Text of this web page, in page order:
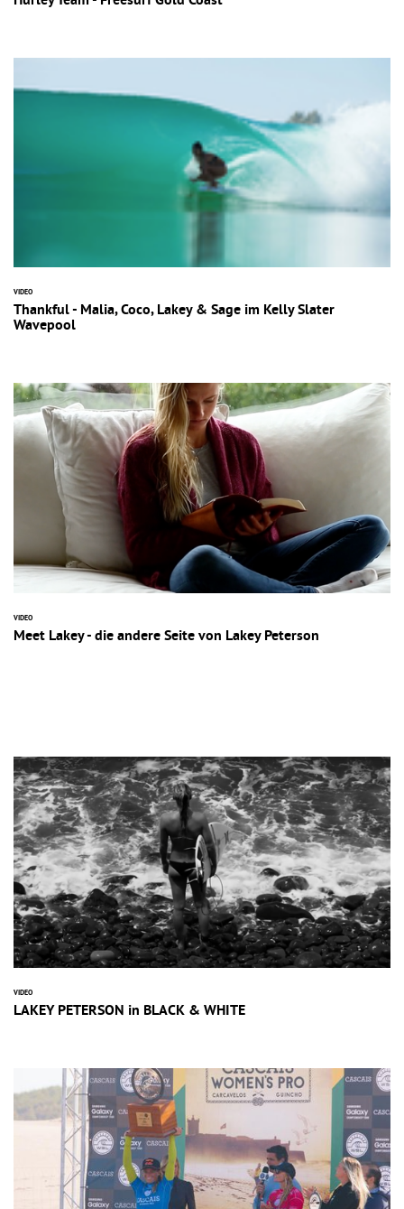
VIDEO
Thankful - Malia, Coco, Lakey & Sage im Kelly Slater
Wavepool
VIDEO
Meet Lakey - die andere Seite von Lakey Peterson
VIDEO
LAKEY PETERSON in BLACK & WHITE